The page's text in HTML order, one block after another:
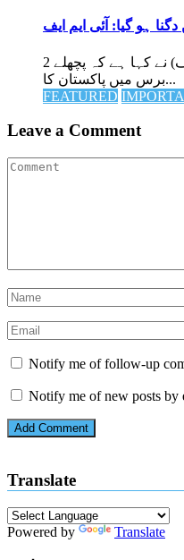
عالمی مالیاتی ادارے (آئی ایم ایف) نے کہا ہے کہ پچھلے 2
برس میں پاکستان کا...
FEATURED
Leave a Comment
Notify me of follow-up
Notify me of new posts by
Translate
Powered by Translate